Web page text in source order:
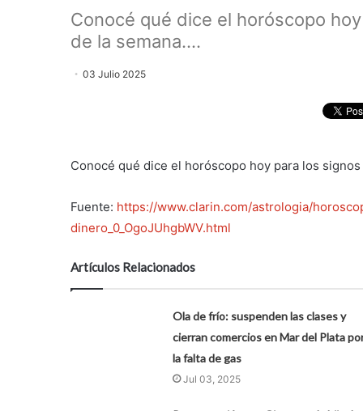
Conocé qué dice el horóscopo
de la semana....
03 Julio 2025
Conocé qué dice el horóscopo hoy para los
Fuente: https://www.clarin.com/astrologia/
dinero_0_OgoJUhgbWV.html
Artículos Relacionados
Ola de frío: suspenden las clases y
cierran comercios en Mar del Plata
la falta de gas
Jul 03, 2025